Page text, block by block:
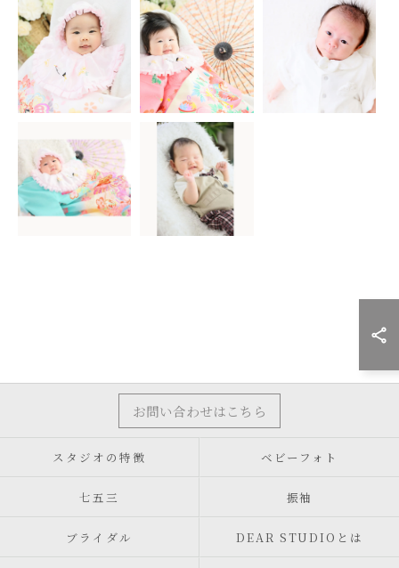
お問い合わせはこちら
スタジオの特徴 ベビーフォト
七五三 振袖
ブライダル DEAR STUDIOとは